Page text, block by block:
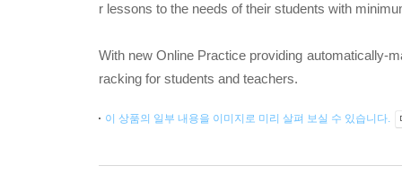
r lessons to the needs of their students with
With new Online Practice providing automatically-
racking for students and teachers.
이 상품의 일부 내용을 이미지로 미리 살펴 보실 수 있습니다.